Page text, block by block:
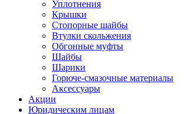
Уплотнения
Крышки
Стопорные шайбы
Втулки скольжения
Обгонные муфты
Шайбы
Шарики
Горюче-смазочные материалы
Аксессуары
Акции
Юридическим лицам